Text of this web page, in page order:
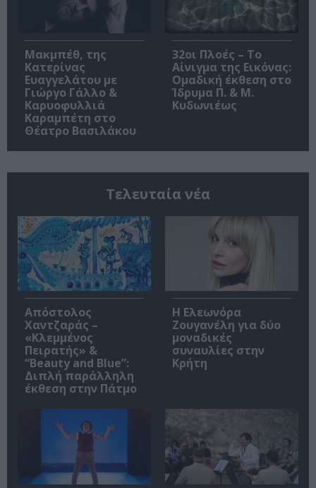
Μακμπέθ, της
Κατερίνας
Ευαγγελάτου με
Γιώργο Γάλλο &
Καρυοφυλλιά
Καραμπέτη στο
Θέατρο Βασιλάκου
32οι Πλοές – Το
Αίνιγμα της Εικόνας:
Ομαδική έκθεση στο
Ίδρυμα Π. & Μ.
Κυδωνιέως
Τελευταία νέα
Απόστολος
Χαντζαράς –
«Κλεμμένος
Πειρατής» &
“Beauty and Blue”:
Διπλή παράλληλη
έκθεση στην Πάτμο
Η Ελεωνόρα
Ζουγανέλη για δύο
μοναδικές
συναυλίες στην
Κρήτη